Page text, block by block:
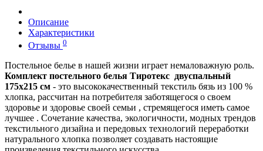
Описание
Характеристики
Отзывы 0
Постельное белье в нашей жизни играет немаловажную роль.
Комплект постельного белья Тиротекс двуспальный
175х215 см - это высококачественный текстиль бязь из 100 %
хлопка, рассчитан на потребителя заботящегося о своем
здоровье и здоровье своей семьи , стремящегося иметь самое
лучшее . Сочетание качества, экологичности, модных трендов
текстильного дизайна и передовых технологий переработки
натурального хлопка позволяет создавать настоящие